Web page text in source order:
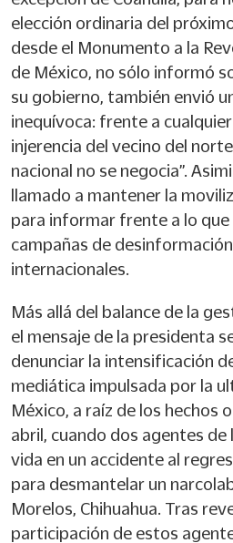
elección ordinaria del
desde el Monumento a la
de México, no sólo informó
su gobierno, también envió
inequívoca: frente a
injerencia del vecino del
nacional no se negocia”.
llamado a mantener la
para informar frente a lo que
campañas de
internacionales.
Más allá del balance de la
el mensaje de la presidenta
denunciar la intensificación
mediática impulsada por la
México, a raíz de los hechos
abril, cuando dos agentes de
vida en un accidente al
para desmantelar un
Morelos, Chihuahua. Tras
participación de estos